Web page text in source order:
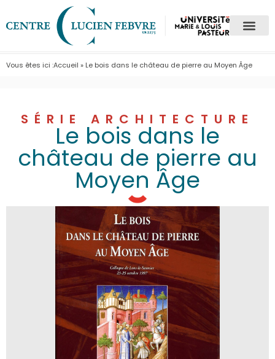
Vous êtes ici :Accueil » Le bois dans le château de pierre au Moyen Âge
SÉRIE ARCHITECTURE
Le bois dans le
château de pierre au
Moyen Âge